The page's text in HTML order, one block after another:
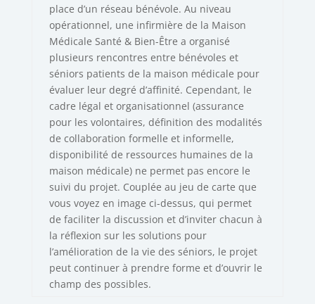
place d’un réseau bénévole. Au niveau
opérationnel, une infirmière de la Maison
Médicale Santé & Bien-Être a organisé
plusieurs rencontres entre bénévoles et
séniors patients de la maison médicale pour
évaluer leur degré d’affinité. Cependant, le
cadre légal et organisationnel (assurance
pour les volontaires, définition des modalités
de collaboration formelle et informelle,
disponibilité de ressources humaines de la
maison médicale) ne permet pas encore le
suivi du projet. Couplée au jeu de carte que
vous voyez en image ci-dessus, qui permet
de faciliter la discussion et d’inviter chacun à
la réflexion sur les solutions pour
l’amélioration de la vie des séniors, le projet
peut continuer à prendre forme et d’ouvrir le
champ des possibles.